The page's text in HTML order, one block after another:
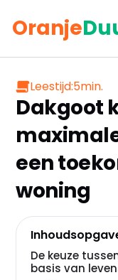
Oranje
Leestijd:5min.
Dakgoot
een
woning
De keuze
basis van